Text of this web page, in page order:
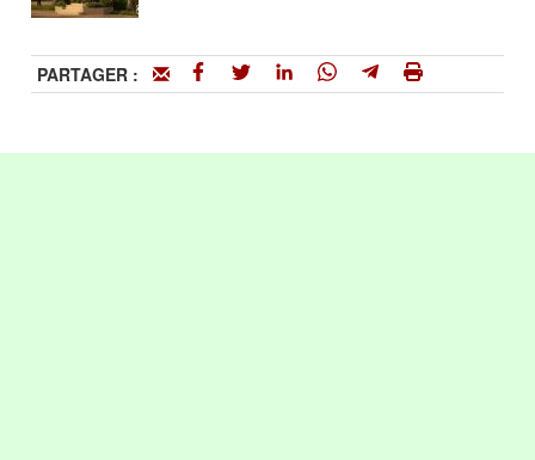
PARTAGER :